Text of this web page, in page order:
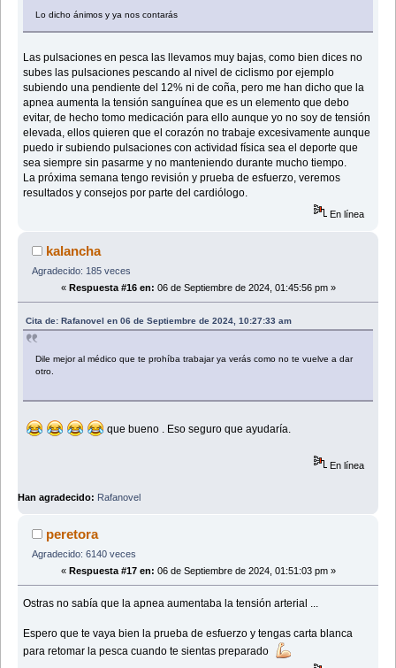
Lo dicho ánimos y ya nos contarás
Las pulsaciones en pesca las llevamos muy bajas, como bien dices no
subes las pulsaciones pescando al nivel de ciclismo por ejemplo
subiendo una pendiente del 12% ni de coña, pero me han dicho que la
apnea aumenta la tensión sanguínea que es un elemento que debo
evitar, de hecho tomo medicación para ello aunque yo no soy de tensión
elevada, ellos quieren que el corazón no trabaje excesivamente aunque
puedo ir subiendo pulsaciones con actividad física sea el deporte que
sea siempre sin pasarme y no manteniendo durante mucho tiempo.
La próxima semana tengo revisión y prueba de esfuerzo, veremos
resultados y consejos por parte del cardiólogo.
En línea
kalancha
Agradecido: 185 veces
« Respuesta #16 en: 06 de Septiembre de 2024, 01:45:56 pm »
Cita de: Rafanovel en 06 de Septiembre de 2024, 10:27:33 am
Dile mejor al médico que te prohíba trabajar ya verás como no te vuelve a dar
otro.
que bueno . Eso seguro que ayudaría.
En línea
Han agradecido: Rafanovel
peretora
Agradecido: 6140 veces
« Respuesta #17 en: 06 de Septiembre de 2024, 01:51:03 pm »
Ostras no sabía que la apnea aumentaba la tensión arterial ...
Espero que te vaya bien la prueba de esfuerzo y tengas carta blanca
para retomar la pesca cuando te sientas preparado